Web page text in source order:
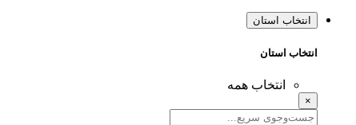
انتخاب استان
انتخاب استان
انتخاب همه
×